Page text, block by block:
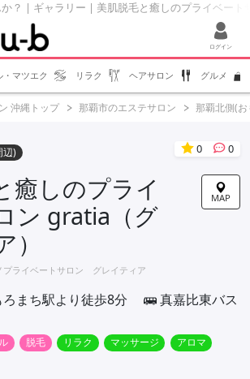
？ | ギャラリー | 美肌脱毛と癒しのプライベー
ログイン
・マツエク リラク ヘアサロン グルメ
沖縄トップ 那覇市のエステサロン 那覇北側(
辺) 0 0
MAP
癒しのプライ
ン gratia（グ
プライベートサロン グレイティア
ろまち駅より徒歩8分
真嘉比東バス
脱毛 リラク マッサージ
アロマ